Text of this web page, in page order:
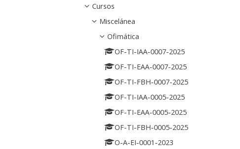
Cursos
Miscelánea
Ofimática
OF-TI-IAA-0007-2025
OF-TI-EAA-0007-2025
OF-TI-FBH-0007-2025
OF-TI-IAA-0005-2025
OF-TI-EAA-0005-2025
OF-TI-FBH-0005-2025
O-A-EI-0001-2023